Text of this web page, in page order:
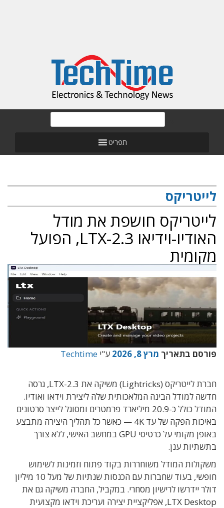
תפריט
לייטריקס
לייטריקס חושפת את מודל
האודיו-וידיאו LTX-2.3, הפועל
מקומית
פורסם בתאריך מרץ 8, 2026 ע"י Techtime
חברת לייטריקס (Lightricks) משיקה את LTX-2.3, גרסה
חדשה למודל הבינה המלאכותית שלה ליצירת וידאו ואודיו.
המודל כולל כ-20.9 מיליארד פרמטרים ומסוגל לייצר סרטונים
באיכות הפקה של עד 4K — כאשר כל תהליך היצירה מתבצע
באופן מקומי על כרטיסי GPU במחשב האישי, ללא צורך
בתשתיות ענן.
משקולות המודל משוחררות בקוד פתוח וזמינות לשימוש
חופשי, בעוד שחברות עם הכנסות שנתיות של מעל 10 מיליון
דולר יידרשו לרישיון מסחרי. במקביל, החברה משיקה גם את
LTX Desktop, אפליקציית יצירה ועריכת וידאו מקצועית